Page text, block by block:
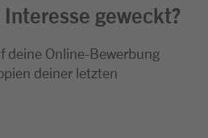
geweckt?
deine Online-Bewerbung
deiner letzten